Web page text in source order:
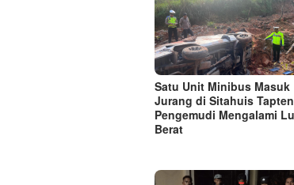
Satu Unit Minibus Masuk
Jurang di Sitahuis
Pengemudi Mengalami
Berat